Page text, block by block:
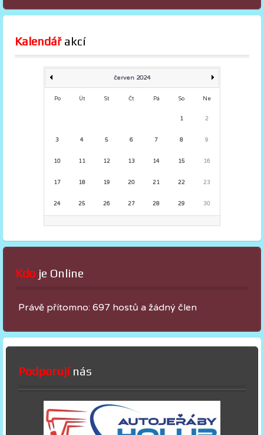
Kalendář akcí
červen 2024
Po Út St Čt Pá So Ne
1 2
3 4 5 6 7 8 9
10 11 12 13 14 15 16
17 18 19 20 21 22 23
24 25 26 27 28 29 30
Kdo je Online
Právě přítomno: 697 hostů a žádný člen
Podporujínás